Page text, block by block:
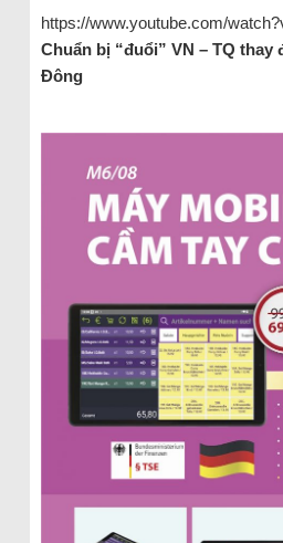
https://www.youtube.com/
Chuẩn bị “đuổi” VN – TQ thay
Đông